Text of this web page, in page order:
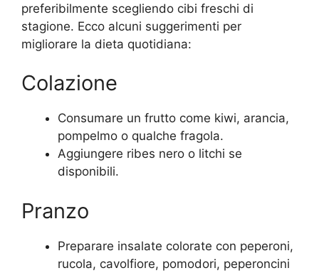
preferibilmente scegliendo cibi freschi di
stagione. Ecco alcuni suggerimenti per
migliorare la dieta quotidiana:
Colazione
Consumare un frutto come kiwi, arancia,
pompelmo o qualche fragola.
Aggiungere ribes nero o litchi se
disponibili.
Pranzo
Preparare insalate colorate con peperoni,
rucola, cavolfiore, pomodori, peperoncini